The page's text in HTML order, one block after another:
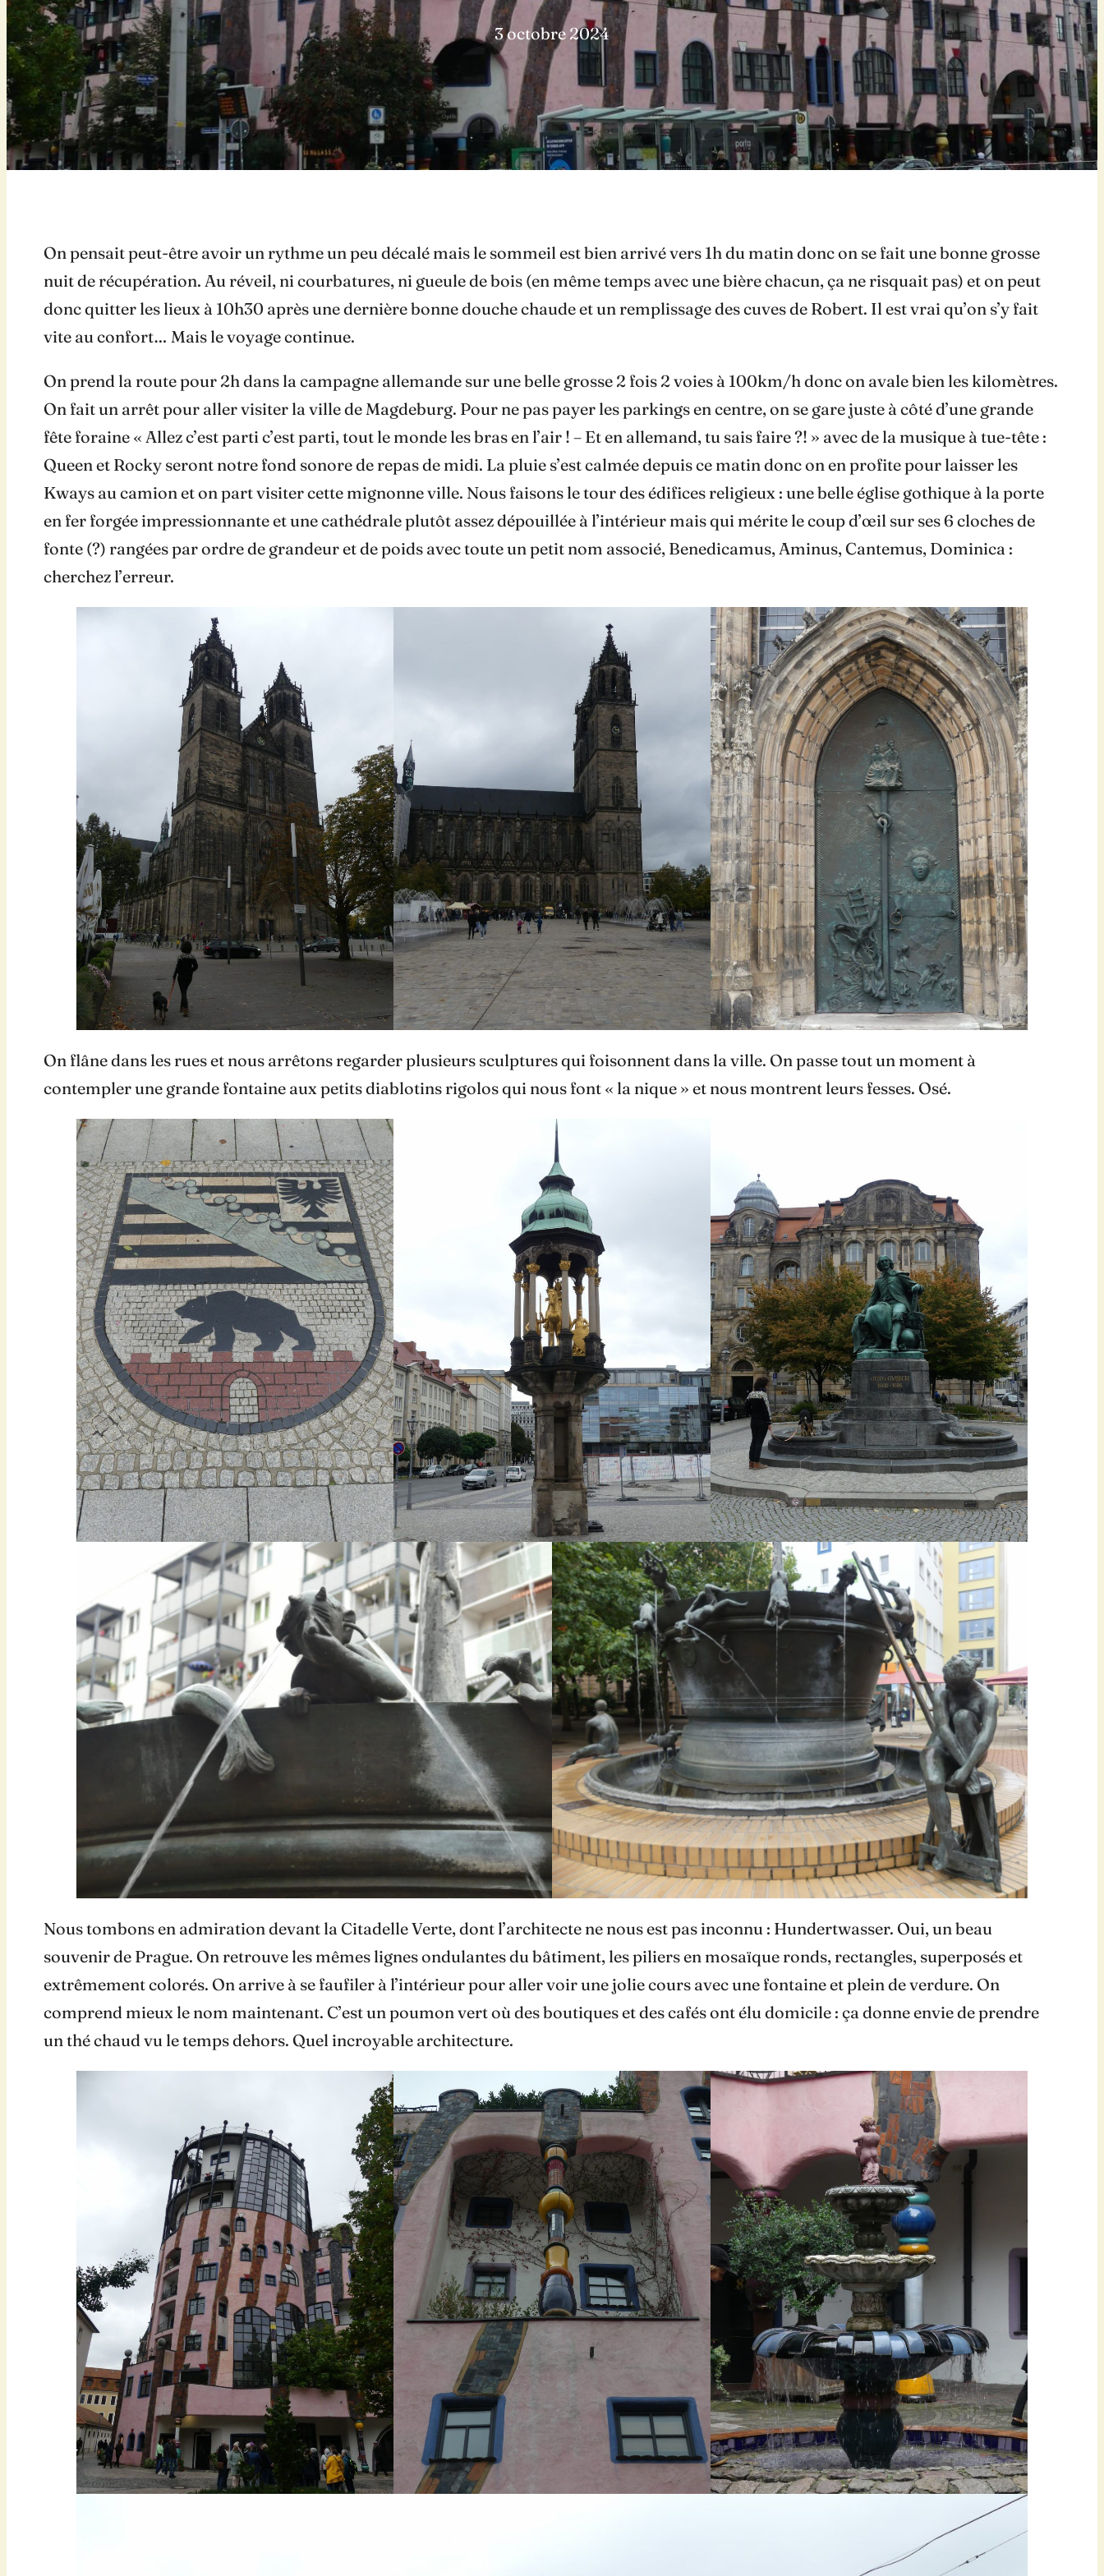
3 octobre 2024
On pensait peut-être avoir un rythme un peu décalé mais le sommeil est bien arrivé vers 1h du matin donc on se fait une bonne grosse
nuit de récupération. Au réveil, ni courbatures, ni gueule de bois (en même temps avec une bière chacun, ça ne risquait pas) et on peut
donc quitter les lieux à 10h30 après une dernière bonne douche chaude et un remplissage des cuves de Robert. Il est vrai qu’on s’y fait
vite au confort… Mais le voyage continue.
On prend la route pour 2h dans la campagne allemande sur une belle grosse 2 fois 2 voies à 100km/h donc on avale bien les kilomètres.
On fait un arrêt pour aller visiter la ville de Magdeburg. Pour ne pas payer les parkings en centre, on se gare juste à côté d’une grande
fête foraine « Allez c’est parti c’est parti, tout le monde les bras en l’air ! – Et en allemand, tu sais faire ?! » avec de la musique à tue-tête :
Queen et Rocky seront notre fond sonore de repas de midi. La pluie s’est calmée depuis ce matin donc on en profite pour laisser les
Kways au camion et on part visiter cette mignonne ville. Nous faisons le tour des édifices religieux : une belle église gothique à la porte
en fer forgée impressionnante et une cathédrale plutôt assez dépouillée à l’intérieur mais qui mérite le coup d’œil sur ses 6 cloches de
fonte (?) rangées par ordre de grandeur et de poids avec toute un petit nom associé, Benedicamus, Aminus, Cantemus, Dominica :
cherchez l’erreur.
On flâne dans les rues et nous arrêtons regarder plusieurs sculptures qui foisonnent dans la ville. On passe tout un moment à
contempler une grande fontaine aux petits diablotins rigolos qui nous font « la nique » et nous montrent leurs fesses. Osé.
Nous tombons en admiration devant la Citadelle Verte, dont l’architecte ne nous est pas inconnu : Hundertwasser. Oui, un beau
souvenir de Prague. On retrouve les mêmes lignes ondulantes du bâtiment, les piliers en mosaïque ronds, rectangles, superposés et
extrêmement colorés. On arrive à se faufiler à l’intérieur pour aller voir une jolie cours avec une fontaine et plein de verdure. On
comprend mieux le nom maintenant. C’est un poumon vert où des boutiques et des cafés ont élu domicile : ça donne envie de prendre
un thé chaud vu le temps dehors. Quel incroyable architecture.